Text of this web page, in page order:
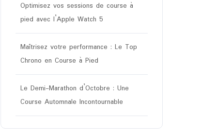
Optimisez vos sessions de course à
pied avec l’Apple Watch 5
Maîtrisez votre performance : Le Top
Chrono en Course à Pied
Le Demi-Marathon d’Octobre : Une
Course Automnale Incontournable